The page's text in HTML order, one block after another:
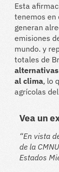
Esta
tenemos en
generan
emisiones
mundo. y
totales de
al clima, lo
agrícolas
Vea un
“En vista
de la
Estados